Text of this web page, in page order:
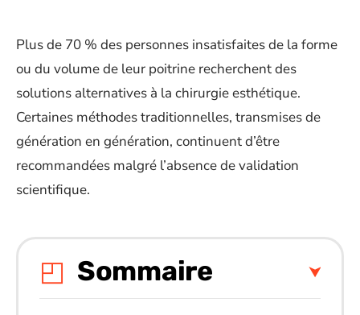
Plus de 70 % des personnes insatisfaites de la forme
ou du volume de leur poitrine recherchent des
solutions alternatives à la chirurgie esthétique.
Certaines méthodes traditionnelles, transmises de
génération en génération, continuent d’être
recommandées malgré l’absence de validation
scientifique.
Sommaire